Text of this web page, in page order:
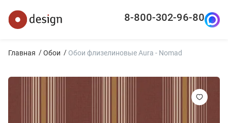
8-800-302-96-80
Главная Обои Обои флизелиновые Aura - Nomad